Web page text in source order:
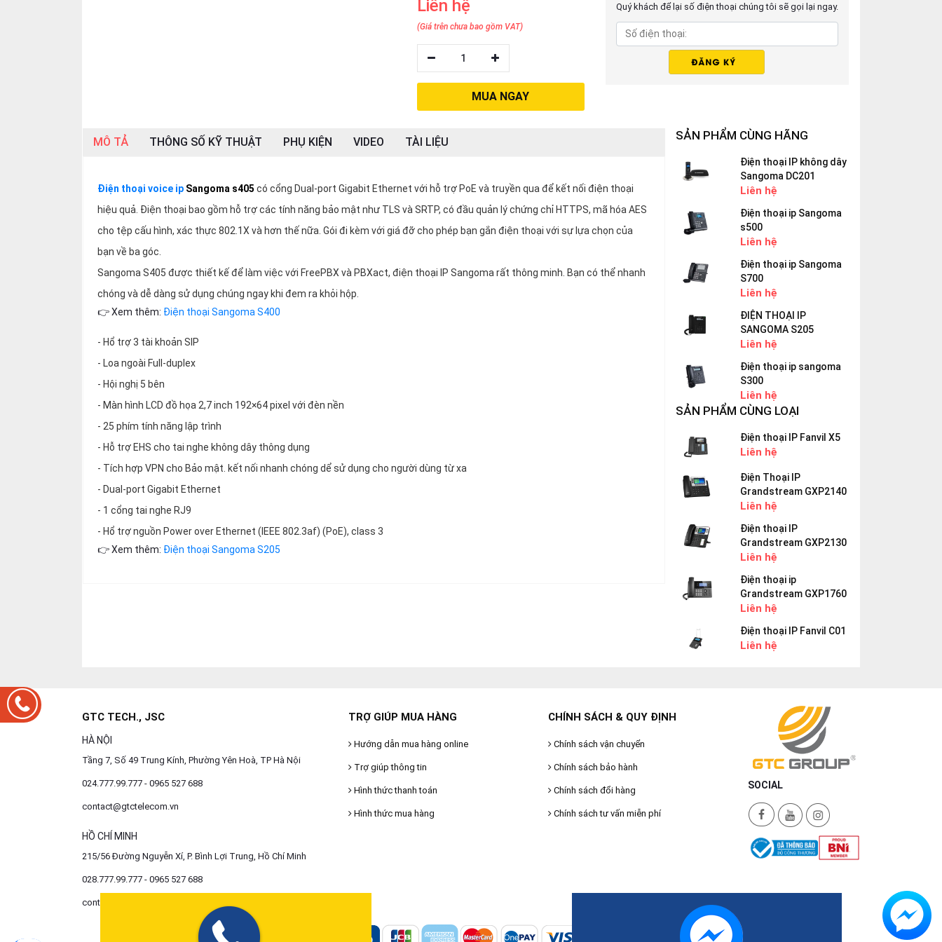
Liên hệ
(Giá trên chưa bao gồm VAT)
1
MUA NGAY
Quý khách để lại số điện thoại chúng tôi sẽ gọi lại ngay.
MÔ TẢ THÔNG SỐ KỸ THUẬT PHỤ KIỆN VIDEO TÀI LIỆU
Điện thoại voice ip Sangoma s405 có cổng Dual-port Gigabit Ethernet với hỗ trợ PoE và truyền qua để kết nối điện thoại
hiệu quả. Điện thoại bao gồm hỗ trợ các tính năng bảo mật như TLS và SRTP, có đầu quản lý chứng chỉ HTTPS, mã hóa AES
cho tệp cấu hình, xác thực 802.1X và hơn thế nữa. Gói đi kèm với giá đỡ cho phép bạn gắn điện thoại với sự lựa chọn của
bạn về ba góc.
Sangoma S405 được thiết kế để làm việc với FreePBX và PBXact, điện thoại IP Sangoma rất thông minh. Bạn có thể nhanh
chóng và dễ dàng sử dụng chúng ngay khi đem ra khỏi hộp.
👉 Xem thêm: Điện thoại Sangoma S400
- Hổ trợ 3 tài khoản SIP
- Loa ngoài Full-duplex
- Hội nghị 5 bên
- Màn hình LCD đồ họa 2,7 inch 192×64 pixel với đèn nền
- 25 phím tính năng lập trình
- Hỗ trợ EHS cho tai nghe không dây thông dụng
- Tích hợp VPN cho Bảo mật. kết nối nhanh chóng dể sử dụng cho người dùng từ xa
- Dual-port Gigabit Ethernet
- 1 cổng tai nghe RJ9
- Hổ trợ nguồn Power over Ethernet (IEEE 802.3af) (PoE), class 3
👉 Xem thêm: Điện thoại Sangoma S205
SẢN PHẨM CÙNG HÃNG
Điện thoại IP không dây
Sangoma DC201
Liên hệ
Điện thoại ip Sangoma
s500
Liên hệ
Điện thoại ip Sangoma
S700
Liên hệ
ĐIỆN THOẠI IP
SANGOMA S205
Liên hệ
Điện thoại ip sangoma
S300
Liên hệ
SẢN PHẨM CÙNG LOẠI
Điện thoại IP Fanvil X5
Liên hệ
Điện Thoại IP
Grandstream GXP2140
Liên hệ
Điện thoại IP
Grandstream GXP2130
Liên hệ
Điện thoại ip
Grandstream GXP1760
Liên hệ
Điện thoại IP Fanvil C01
Liên hệ
GTC TECH., JSC
HÀ NỘI
Tầng 7, Số 49 Trung Kính, Phường Yên Hoà, TP Hà Nội
024.777.99.777 - 0965 527 688
contact@gtctelecom.vn
HỒ CHÍ MINH
215/56 Đường Nguyễn Xí, P. Bình Lợi Trung, Hồ Chí Minh
028.777.99.777 - 0965 527 688
contact@gtctelecom.vn
TRỢ GIÚP MUA HÀNG
Hướng dẫn mua hàng online
Trợ giúp thông tin
Hình thức thanh toán
Hình thức mua hàng
CHÍNH SÁCH & QUY ĐỊNH
Chính sách vận chuyển
Chính sách bảo hành
Chính sách đổi hàng
Chính sách tư vấn miễn phí
SOCIAL